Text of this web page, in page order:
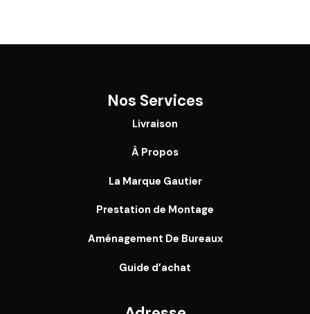
Nos Services
Livraison
À Propos
La Marque Gautier
Prestation de Montage
Aménagement De Bureaux
Guide d’achat